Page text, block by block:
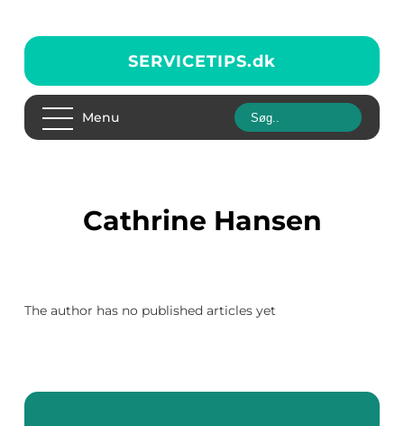
SERVICETIPS.dk
Menu
Cathrine Hansen
The author has no published articles yet